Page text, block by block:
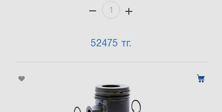
52475 тг.